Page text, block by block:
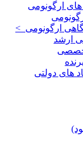
های ارگونومی
ارگونومی >
ارشد
های دولتی